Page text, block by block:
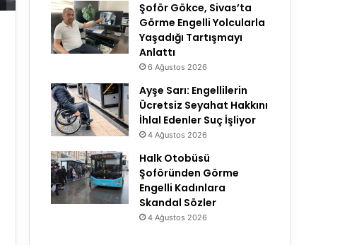
Şoför Gökce, Sivas’ta
Görme Engelli Yolcularla
Yaşadığı Tartışmayı
Anlattı
6 Ağustos 2026
Ayşe Sarı: Engellilerin
Ücretsiz Seyahat Hakkını
İhlal Edenler Suç İşliyor
4 Ağustos 2026
Halk Otobüsü
Şoföründen Görme
Engelli Kadınlara
Skandal Sözler
4 Ağustos 2026